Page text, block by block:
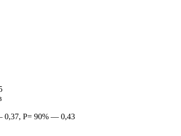
0,37, P= 90% — 0,43